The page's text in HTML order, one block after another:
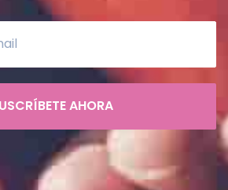
AHORA